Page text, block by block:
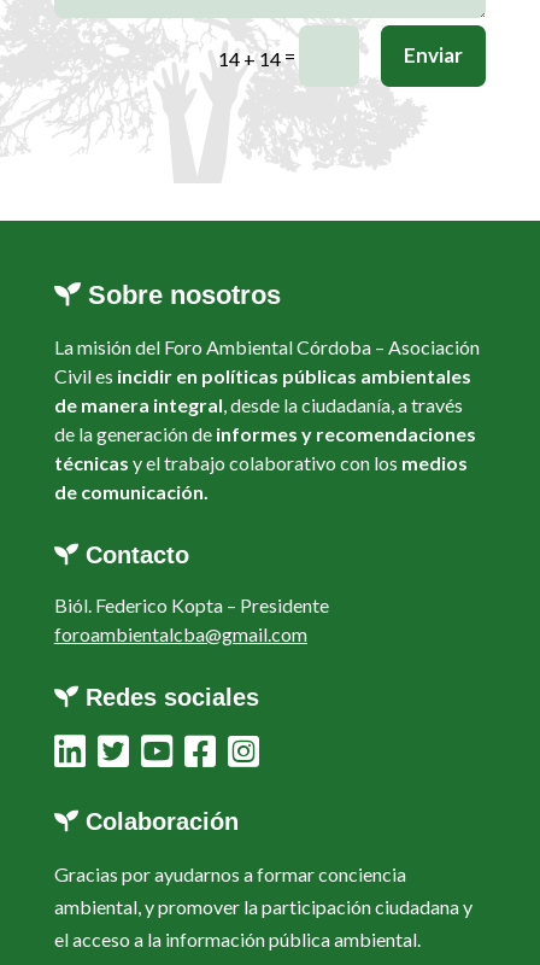
14 + 14= Enviar
Sobre nosotros
La misión del Foro Ambiental Córdoba – Asociación
Civil es incidir en políticas públicas ambientales
de manera integral, desde la ciudadanía, a través
de la generación de informes y recomendaciones
técnicas y el trabajo colaborativo con los medios
de comunicación.
Contacto
Biól. Federico Kopta – Presidente
foroambientalcba@gmail.com
Redes sociales
Colaboración
Gracias por ayudarnos a formar conciencia
ambiental, y promover la participación ciudadana y
el acceso a la información pública ambiental.